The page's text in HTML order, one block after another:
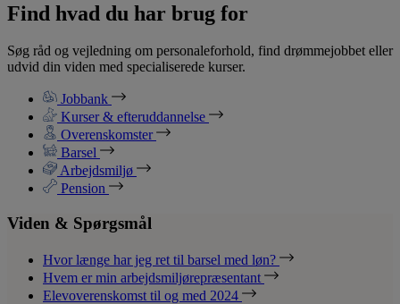
Find hvad du har brug for
Søg råd og vejledning om personaleforhold, find drømmejobbet eller
udvid din viden med specialiserede kurser.
Jobbank
Kurser & efteruddannelse
Overenskomster
Barsel
Arbejdsmiljø
Pension
Viden & Spørgsmål
Hvor længe har jeg ret til barsel med løn?
Hvem er min arbejdsmiljørepræsentant
Elevoverenskomst til og med 2024